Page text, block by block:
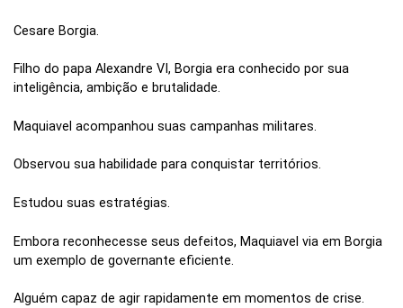
Cesare Borgia.
Filho do papa Alexandre VI, Borgia era conhecido por sua
inteligência, ambição e brutalidade.
Maquiavel acompanhou suas campanhas militares.
Observou sua habilidade para conquistar territórios.
Estudou suas estratégias.
Embora reconhecesse seus defeitos, Maquiavel via em Borgia
um exemplo de governante eficiente.
Alguém capaz de agir rapidamente em momentos de crise.